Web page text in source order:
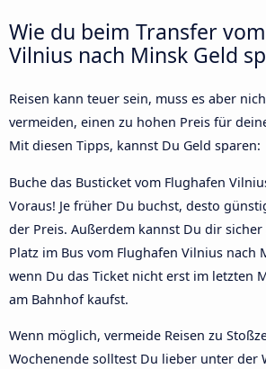
Wie du beim Transfer
Vilnius nach Minsk Geld
Reisen kann teuer sein, muss es aber
vermeiden, einen zu hohen Preis für
Mit diesen Tipps, kannst Du Geld sparen:
Buche das Busticket vom Flughafen
Voraus! Je früher Du buchst, desto
der Preis. Außerdem kannst Du dir sicher
Platz im Bus vom Flughafen Vilnius nach
wenn Du das Ticket nicht erst im letzten
am Bahnhof kaufst.
Wenn möglich, vermeide Reisen zu
Wochenende solltest Du lieber unter der